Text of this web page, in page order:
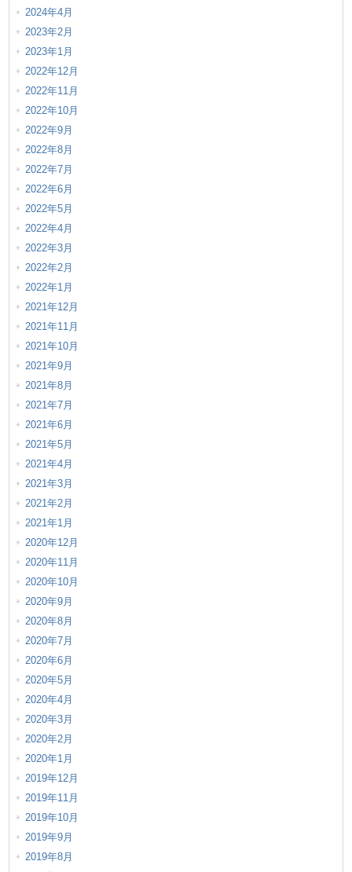
2024年4月
2023年2月
2023年1月
2022年12月
2022年11月
2022年10月
2022年9月
2022年8月
2022年7月
2022年6月
2022年5月
2022年4月
2022年3月
2022年2月
2022年1月
2021年12月
2021年11月
2021年10月
2021年9月
2021年8月
2021年7月
2021年6月
2021年5月
2021年4月
2021年3月
2021年2月
2021年1月
2020年12月
2020年11月
2020年10月
2020年9月
2020年8月
2020年7月
2020年6月
2020年5月
2020年4月
2020年3月
2020年2月
2020年1月
2019年12月
2019年11月
2019年10月
2019年9月
2019年8月